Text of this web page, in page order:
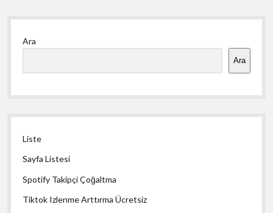
Yan
Menü
Ara
Ara
Liste
Sayfa Listesi
Spotify Takipçi Çoğaltma
Tiktok Izlenme Arttırma Ücretsiz